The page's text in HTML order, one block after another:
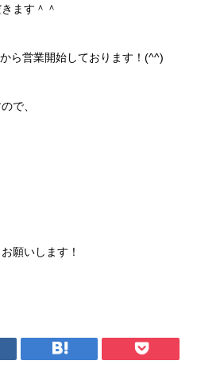
ます＾＾
ら営業開始しております！(^^)
で、
願いします！